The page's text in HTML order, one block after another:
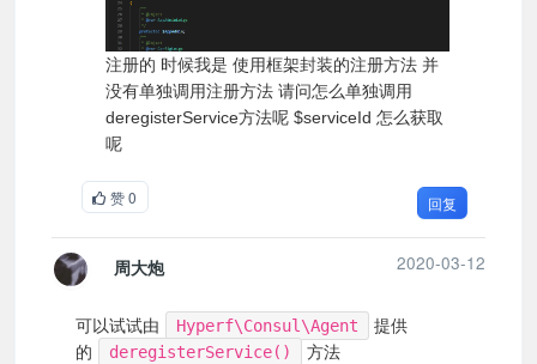
注册的 时候我是 使用框架封装的注册方法 并
没有单独调用注册方法 请问怎么单独调用
deregisterService方法呢 $serviceId 怎么获取
呢
赞0 回复
2020-03-12
周大炮
可以试试由 Hyperf\Consul\Agent
提供
的
deregisterService() 方法